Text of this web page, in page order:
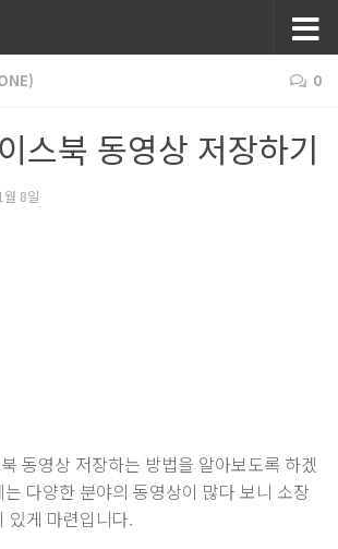
0
스북 동영상 저장하기
8일
동영상 저장하는 방법을 알아보도록 하겠
다양한 분야의 동영상이 많다 보니 소장
있게 마련입니다.